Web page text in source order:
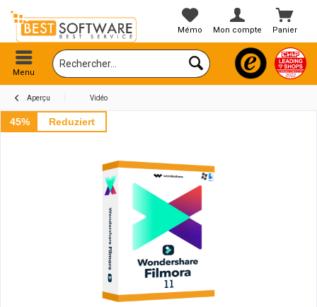
Panier
Mémo Mon compte
Menu
Aperçu Vidéo
45% Reduziert